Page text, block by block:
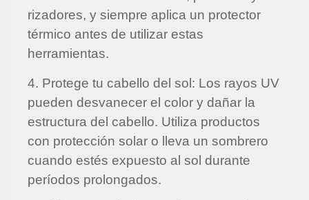
rizadores, y siempre aplica un protector
térmico antes de utilizar estas
herramientas.
4. Protege tu cabello del sol: Los rayos UV
pueden desvanecer el color y dañar la
estructura del cabello. Utiliza productos
con protección solar o lleva un sombrero
cuando estés expuesto al sol durante
períodos prolongados.